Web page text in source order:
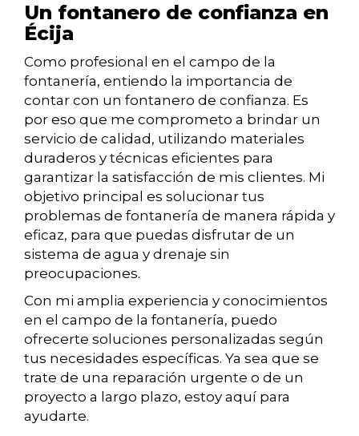
Un fontanero de confianza en
Écija
Como profesional en el campo de la
fontanería, entiendo la importancia de
contar con un fontanero de confianza. Es
por eso que me comprometo a brindar un
servicio de calidad, utilizando materiales
duraderos y técnicas eficientes para
garantizar la satisfacción de mis clientes. Mi
objetivo principal es solucionar tus
problemas de fontanería de manera rápida y
eficaz, para que puedas disfrutar de un
sistema de agua y drenaje sin
preocupaciones.
Con mi amplia experiencia y conocimientos
en el campo de la fontanería, puedo
ofrecerte soluciones personalizadas según
tus necesidades específicas. Ya sea que se
trate de una reparación urgente o de un
proyecto a largo plazo, estoy aquí para
ayudarte.